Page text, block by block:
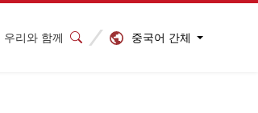
우리와 함께 중국어 간체